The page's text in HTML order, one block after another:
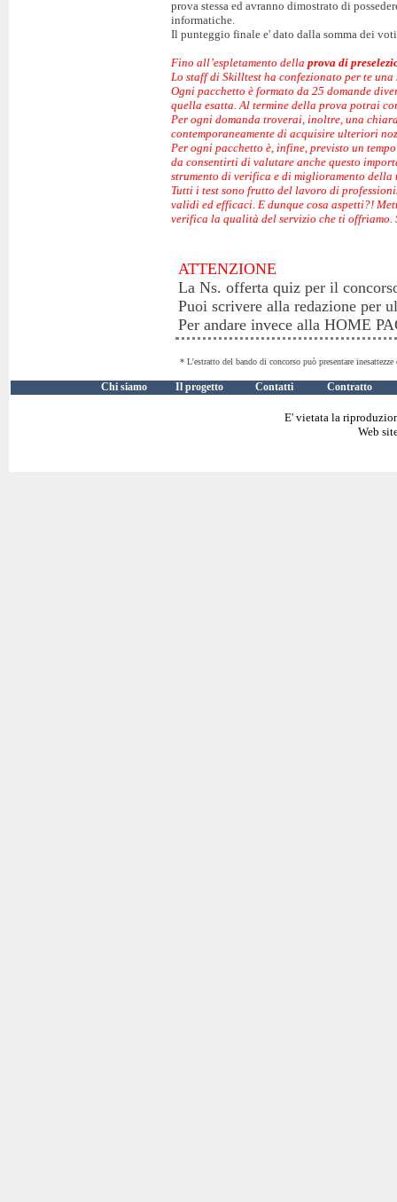
prova stessa ed avranno dimostrato di
informatiche.
Il punteggio finale e' dato dalla somma dei
Fino all’espletamento della prova di
Lo staff di Skilltest ha confezionato per te
Ogni pacchetto è formato da 25 domande
quella esatta. Al termine della prova potrai
Per ogni domanda troverai, inoltre, una
contemporaneamente di acquisire ulteriori
Per ogni pacchetto è, infine, previsto un
da consentirti di valutare anche questo
strumento di verifica e di miglioramento
Tutti i test sono frutto del lavoro di
validi ed efficaci. E dunque cosa aspetti?!
verifica la qualità del servizio che ti
ATTENZIONE
La Ns. offerta quiz per il
Puoi scrivere alla redazione per
Per andare invece alla HOME
* L'estratto del bando di concorso può presentare
Chi siamo Il progetto Contatti Contratto
E' vietata la
Web